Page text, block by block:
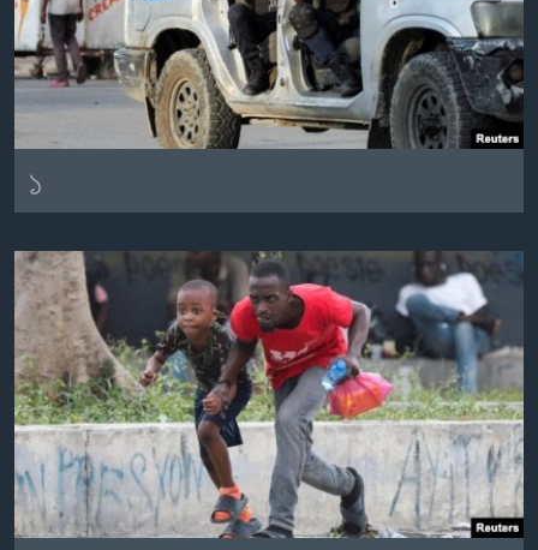
Learning English
FOLLOW US
১